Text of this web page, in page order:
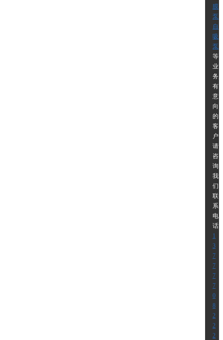
膜
泵
自
吸
泵
等
业
务,
有
意
向
的
客
户
请
咨
询
我
们
联
系
电
话
1
3
7
7
7
7
0
8
2
2
2